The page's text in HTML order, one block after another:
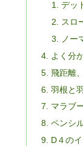
デッ
スロ
ノー
よく分
飛距離
羽根と
マラブ
ペンシ
D４の